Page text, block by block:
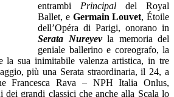
entrambi Principal del Royal
Ballet, e Germain Louvet, Étoile
dell’Opéra di Parigi, onorano in
Serata Nureyevla memoria del
geniale ballerino e coreografo, la
la sua inimitabile valenza artistica, in tre
più una Serata straordinaria, il 24, a
Francesca Rava – NPH Italia Onlus,
dei grandi classici che anche alla Scala lo